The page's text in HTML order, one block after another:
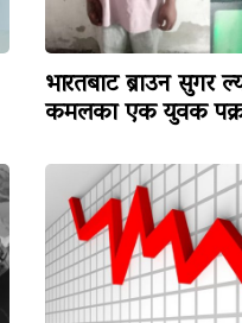
भारतबाट ब्राउन सुगर
कमलका एक युवक